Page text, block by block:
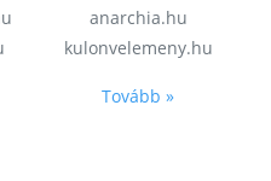
anarchia.hu
kulonvelemeny.hu
Tovább »